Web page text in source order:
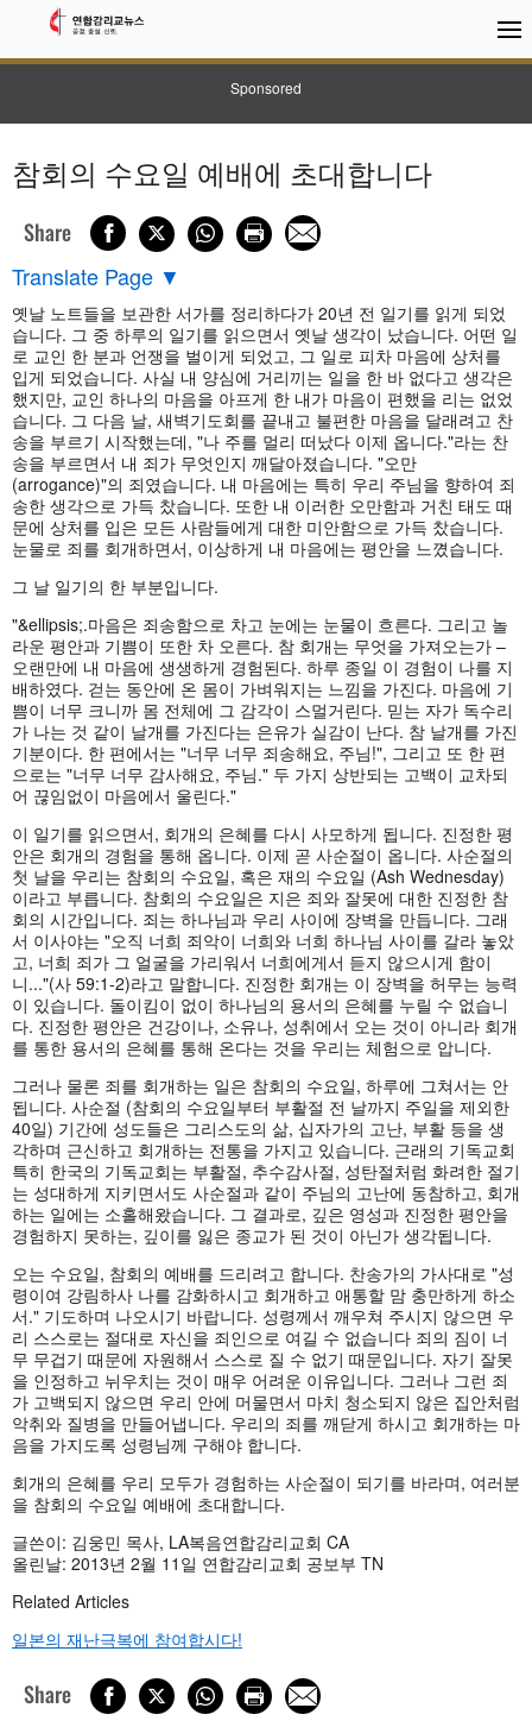
Sponsored
참회의 수요일 예배에 초대합니다
Share
Translate Page ▼
옛날 노트들을 보관한 서가를 정리하다가 20년 전 일기를 읽게 되었
습니다. 그 중 하루의 일기를 읽으면서 옛날 생각이 났습니다. 어떤 일
로 교인 한 분과 언쟁을 벌이게 되었고, 그 일로 피차 마음에 상처를
입게 되었습니다. 사실 내 양심에 거리끼는 일을 한 바 없다고 생각은
했지만, 교인 하나의 마음을 아프게 한 내가 마음이 편했을 리는 없었
습니다. 그 다음 날, 새벽기도회를 끝내고 불편한 마음을 달래려고 찬
송을 부르기 시작했는데, "나 주를 멀리 떠났다 이제 옵니다."라는 찬
송을 부르면서 내 죄가 무엇인지 깨달아졌습니다. "오만
(arrogance)"의 죄였습니다. 내 마음에는 특히 우리 주님을 향하여 죄
송한 생각으로 가득 찼습니다. 또한 내 이러한 오만함과 거친 태도 때
문에 상처를 입은 모든 사람들에게 대한 미안함으로 가득 찼습니다.
눈물로 죄를 회개하면서, 이상하게 내 마음에는 평안을 느꼈습니다.
그 날 일기의 한 부분입니다.
"&ellipsis;.마음은 죄송함으로 차고 눈에는 눈물이 흐른다. 그리고 놀
라운 평안과 기쁨이 또한 차 오른다. 참 회개는 무엇을 가져오는가 –
오랜만에 내 마음에 생생하게 경험된다. 하루 종일 이 경험이 나를 지
배하였다. 걷는 동안에 온 몸이 가벼워지는 느낌을 가진다. 마음에 기
쁨이 너무 크니까 몸 전체에 그 감각이 스멀거린다. 믿는 자가 독수리
가 나는 것 같이 날개를 가진다는 은유가 실감이 난다. 참 날개를 가진
기분이다. 한 편에서는 "너무 너무 죄송해요, 주님!", 그리고 또 한 편
으로는 "너무 너무 감사해요, 주님." 두 가지 상반되는 고백이 교차되
어 끊임없이 마음에서 울린다."
이 일기를 읽으면서, 회개의 은혜를 다시 사모하게 됩니다. 진정한 평
안은 회개의 경험을 통해 옵니다. 이제 곧 사순절이 옵니다. 사순절의
첫 날을 우리는 참회의 수요일, 혹은 재의 수요일 (Ash Wednesday)
이라고 부릅니다. 참회의 수요일은 지은 죄와 잘못에 대한 진정한 참
회의 시간입니다. 죄는 하나님과 우리 사이에 장벽을 만듭니다. 그래
서 이사야는 "오직 너희 죄악이 너희와 너희 하나님 사이를 갈라 놓았
고, 너희 죄가 그 얼굴을 가리워서 너희에게서 듣지 않으시게 함이
니..."(사 59:1-2)라고 말합니다. 진정한 회개는 이 장벽을 허무는 능력
이 있습니다. 돌이킴이 없이 하나님의 용서의 은혜를 누릴 수 없습니
다. 진정한 평안은 건강이나, 소유나, 성취에서 오는 것이 아니라 회개
를 통한 용서의 은혜를 통해 온다는 것을 우리는 체험으로 압니다.
그러나 물론 죄를 회개하는 일은 참회의 수요일, 하루에 그쳐서는 안
됩니다. 사순절 (참회의 수요일부터 부활절 전 날까지 주일을 제외한
40일) 기간에 성도들은 그리스도의 삶, 십자가의 고난, 부활 등을 생
각하며 근신하고 회개하는 전통을 가지고 있습니다. 근래의 기독교회
특히 한국의 기독교회는 부활절, 추수감사절, 성탄절처럼 화려한 절기
는 성대하게 지키면서도 사순절과 같이 주님의 고난에 동참하고, 회개
하는 일에는 소홀해왔습니다. 그 결과로, 깊은 영성과 진정한 평안을
경험하지 못하는, 깊이를 잃은 종교가 된 것이 아닌가 생각됩니다.
오는 수요일, 참회의 예배를 드리려고 합니다. 찬송가의 가사대로 "성
령이여 강림하사 나를 감화하시고 회개하고 애통할 맘 충만하게 하소
서." 기도하며 나오시기 바랍니다. 성령께서 깨우쳐 주시지 않으면 우
리 스스로는 절대로 자신을 죄인으로 여길 수 없습니다 죄의 짐이 너
무 무겁기 때문에 자원해서 스스로 질 수 없기 때문입니다. 자기 잘못
을 인정하고 뉘우치는 것이 매우 어려운 이유입니다. 그러나 그런 죄
가 고백되지 않으면 우리 안에 머물면서 마치 청소되지 않은 집안처럼
악취와 질병을 만들어냅니다. 우리의 죄를 깨닫게 하시고 회개하는 마
음을 가지도록 성령님께 구해야 합니다.
회개의 은혜를 우리 모두가 경험하는 사순절이 되기를 바라며, 여러분
을 참회의 수요일 예배에 초대합니다.
글쓴이: 김웅민 목사, LA복음연합감리교회 CA
올린날: 2013년 2월 11일 연합감리교회 공보부 TN
Related Articles
일본의 재난극복에 참여합시다!
Share